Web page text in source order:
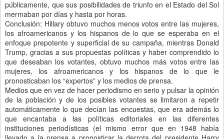
públicamente, que sus posibilidades de triunfo en el Estado del Sol
mermaban por días y hasta por horas.
Conclusión: Hillary obtuvo muchos menos votos entre las mujeres,
los afroamericanos y los hispanos de lo que se esperaba en el
enfoque prepotente y superficial de su campaña, mientras Donald
Trump, gracias a sus propuestas políticas y haber comprendido lo
que deseaban los votantes, obtuvo muchos más votos entre las
mujeres, los afroamericanos y los hispanos de lo que le
pronosticaban los “expertos” y los medios de prensa.
Medios que en vez de hacer periodismo en serio y pulsar la opinión
de la población y de los posibles votantes se limitaron a repetir
automáticamente lo que decían las encuestas, que era además lo
que encantaba a las políticas editoriales en las diferentes
instituciones periodísticas (el mismo error que en 1948 había